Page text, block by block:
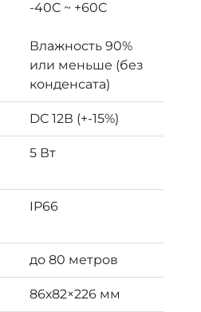
-40C ~ +60C
Влажность 90%
или меньше (без
конденсата)
DC 12В (+-15%)
5 Вт
IP66
до 80 метров
86х82×226 мм